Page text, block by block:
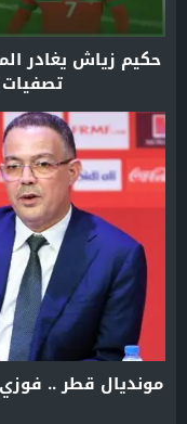
حكيم زياش يغادر
تصفيات
مونديال قطر ..